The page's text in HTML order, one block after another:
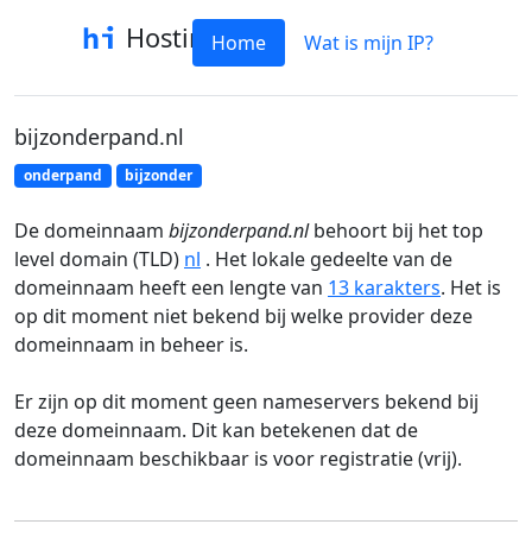
HostinfoHome Wat is mijn IP?
bijzonderpand.nl
onderpand bijzonder
De domeinnaam bijzonderpand.nlbehoort bij het top
level domain (TLD) nl . Het lokale gedeelte van de
domeinnaam heeft een lengte van 13 karakters. Het is
op dit moment niet bekend bij welke provider deze
domeinnaam in beheer is.
Er zijn op dit moment geen nameservers bekend bij
deze domeinnaam. Dit kan betekenen dat de
domeinnaam beschikbaar is voor registratie (vrij).